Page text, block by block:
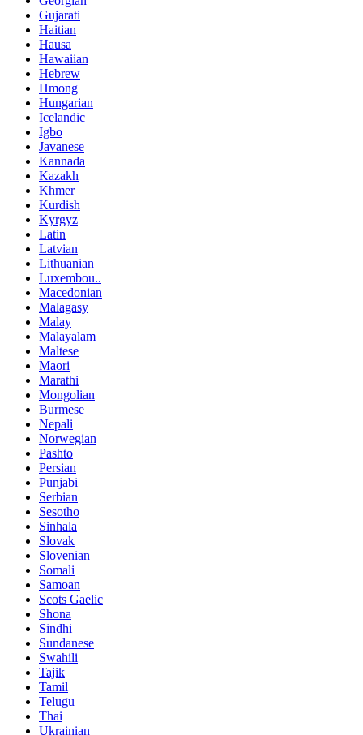
Gujarati
Haitian
Hausa
Hawaiian
Hebrew
Hmong
Hungarian
Icelandic
Igbo
Javanese
Kannada
Kazakh
Khmer
Kurdish
Kyrgyz
Latin
Latvian
Lithuanian
Luxembou..
Macedonian
Malagasy
Malay
Malayalam
Maltese
Maori
Marathi
Mongolian
Burmese
Nepali
Norwegian
Pashto
Persian
Punjabi
Serbian
Sesotho
Sinhala
Slovak
Slovenian
Somali
Samoan
Scots Gaelic
Shona
Sindhi
Sundanese
Swahili
Tajik
Tamil
Telugu
Thai
Ukrainian